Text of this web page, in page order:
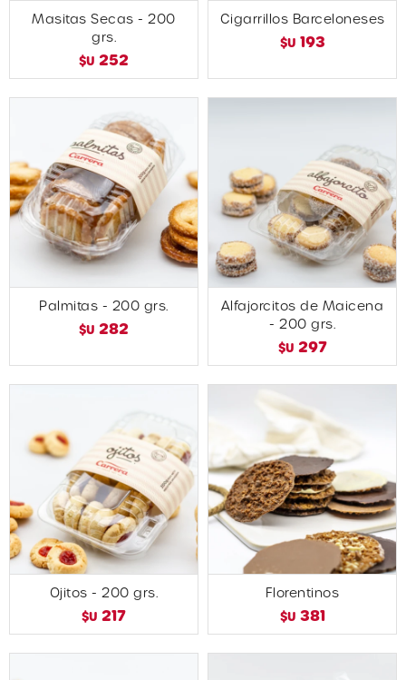
Masitas Secas - 200
grs.
$U 252
Cigarrillos Barceloneses
$U 193
Palmitas - 200 grs.
$U 282
Alfajorcitos de Maicena
- 200 grs.
$U 297
Ojitos - 200 grs.
$U 217
Florentinos
$U 381